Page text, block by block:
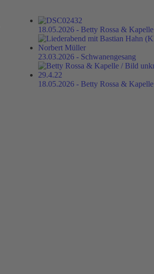
18.05.2026 - Betty Rossa & Kapelle
23.03.2026 - Schwanengesang
18.05.2026 - Betty Rossa & Kapelle